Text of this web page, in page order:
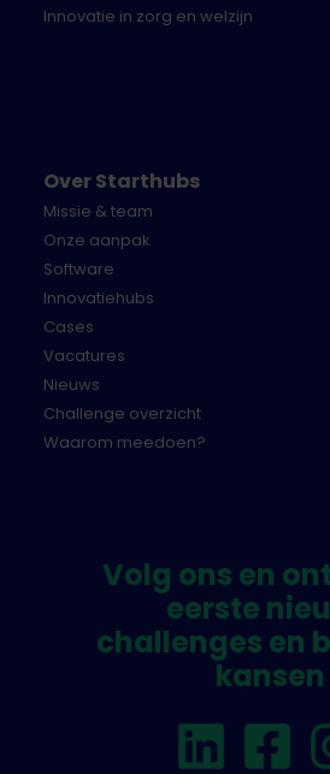
Innovatie in zorg en welzijn
Over Starthubs
Missie & team
Onze aanpak
Software
Innovatiehubs
Cases
Vacatures
Nieuws
Challenge overzicht
Waarom meedoen?
Volg ons en
eerste
challenges en
kansen